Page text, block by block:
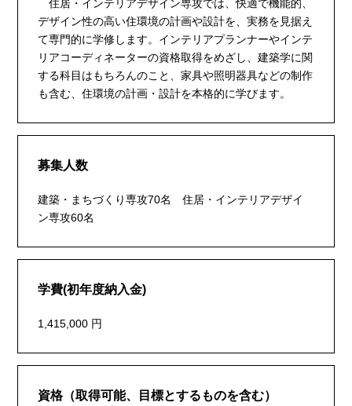
住居・インテリアデザイン専攻では、快適で機能的、
デザイン性の高い住環境の計画や設計を、実務を見据え
て専門的に学修します。インテリアプランナーやインテ
リアコーディネーターの資格取得をめざし、建築学に関
する科目はもちろんのこと、家具や照明器具などの制作
も含む、住環境の計画・設計を本格的に学びます。
募集人数
建築・まちづくり専攻70名 住居・インテリアデザイ
ン専攻60名
学費(初年度納入金)
1,415,000 円
資格（取得可能、目標とするものを含む）